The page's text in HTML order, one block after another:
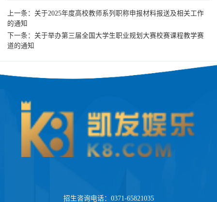
上一条： 关于2025年度高校教师系列职称申报材料报送及相关工作
的通知
下一条： 关于举办第三届全国大学生职业规划大赛校赛课程教学赛
道的通知
招生咨询电话：0371-65821035